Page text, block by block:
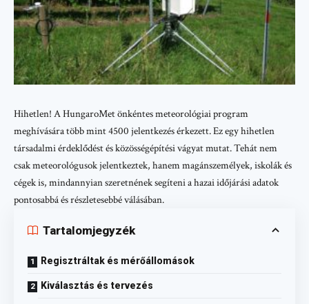
Hihetlen! A HungaroMet önkéntes meteorológiai program
meghívására több mint 4500 jelentkezés érkezett. Ez egy hihetlen
társadalmi érdeklődést és közösségépítési vágyat mutat. Tehát nem
csak meteorológusok jelentkeztek, hanem magánszemélyek, iskolák és
cégek is, mindannyian szeretnének segíteni a hazai időjárási adatok
pontosabbá és részletesebbé válásában.
Tartalomjegyzék
Regisztráltak és mérőállomások
Kiválasztás és tervezés